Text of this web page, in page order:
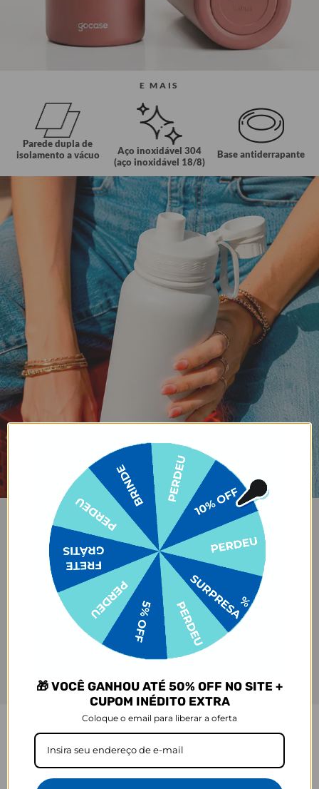
E MAIS
Parede dupla de
isolamento a vácuo
Aço inoxidável 304
(aço inoxidável 18/8)
Base antiderrapante
GARRAFA FRESH
Praticidade que acompanha seu ritmo.
🎁 VOCÊ GANHOU ATÉ 50% OFF NO SITE +
CUPOM INÉDITO EXTRA
Coloque o email para liberar a oferta